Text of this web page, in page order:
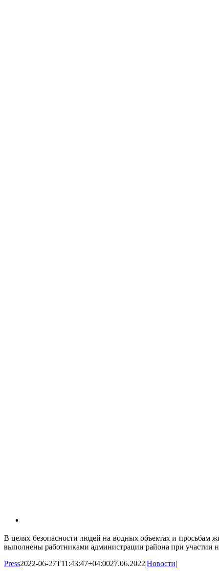
В целях безопасности людей на водных объектах и просьбам
выполнены работниками администрации района при участии
Press2022-06-27T11:43:47+04:0027.06.2022|Новости|